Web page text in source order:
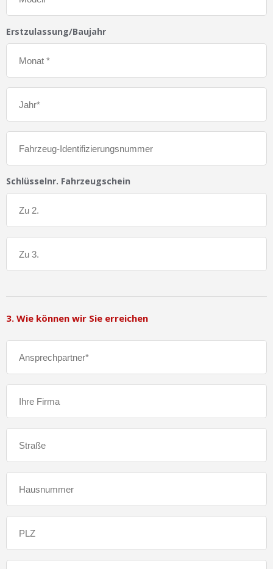
Erstzulassung/Baujahr
Schlüsselnr. Fahrzeugschein
3. Wie können wir Sie erreichen